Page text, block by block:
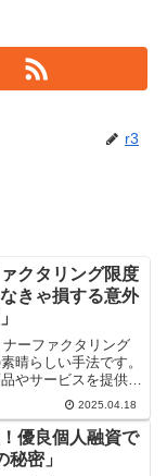
r3
クタリング限度
きゃ損する意外
ーファクタリング
晴らしい手法です。
やサービスを提供
金を待ちな...2025.04.18
優良個人融資で
密」